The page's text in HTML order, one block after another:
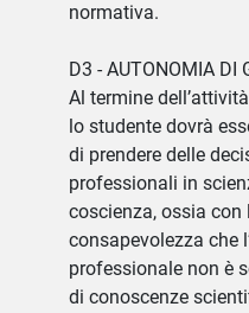
normativa.
D3 - AUTONOMIA DI
Al termine
lo studente dovrà
di prendere delle
professionali in
coscienza, ossia con
consapevolezza che
professionale non è
di conoscenze